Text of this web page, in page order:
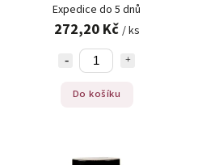
Expedice do 5 dnů
272,20 Kč / ks
Do košíku